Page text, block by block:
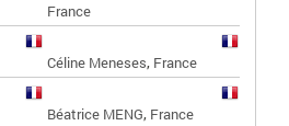
France
Céline Meneses, France
Béatrice MENG, France